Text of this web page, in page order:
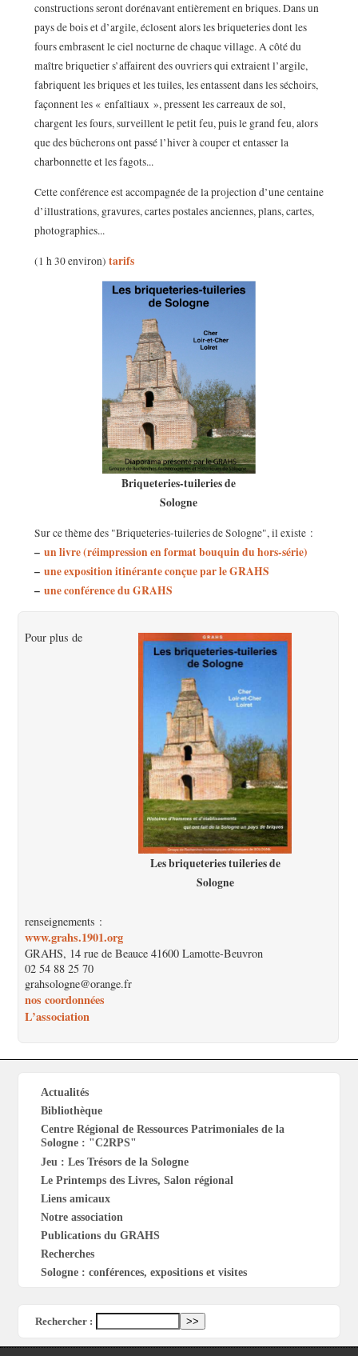
constructions seront dorénavant entièrement en briques. Dans un
pays de bois et d’argile, éclosent alors les briqueteries dont les
fours embrasent le ciel nocturne de chaque village. A côté du
maître briquetier s’affairent des ouvriers qui extraient l’argile,
fabriquent les briques et les tuiles, les entassent dans les séchoirs,
façonnent les « enfaîtiaux », pressent les carreaux de sol,
chargent les fours, surveillent le petit feu, puis le grand feu, alors
que des bûcherons ont passé l’hiver à couper et entasser la
charbonnette et les fagots...
Cette conférence est accompagnée de la projection d’une centaine
d’illustrations, gravures, cartes postales anciennes, plans, cartes,
photographies...
(1 h 30 environ) tarifs
Briqueteries-tuileries de
Sologne
Sur ce thème des "Briqueteries-tuileries de Sologne", il existe :
– un livre (réimpression en format bouquin du hors-série)
– une exposition itinérante conçue par le GRAHS
– une conférence du GRAHS
Les briqueteries tuileries de
Sologne
Pour plus de
renseignements :
www.grahs.1901.org
GRAHS, 14 rue de Beauce 41600 Lamotte-Beuvron
02 54 88 25 70
grahsologne@orange.fr
nos coordonnées
L’association
Actualités
Bibliothèque
Centre Régional de Ressources Patrimoniales de la
Sologne : "C2RPS"
Jeu : Les Trésors de la Sologne
Le Printemps des Livres, Salon régional
Liens amicaux
Notre association
Publications du GRAHS
Recherches
Sologne : conférences, expositions et visites
Rechercher :